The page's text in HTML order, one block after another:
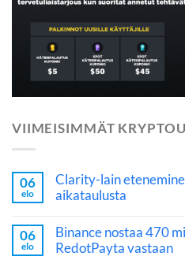
VIIMEISIMMÄT
06
elo
Clarity-lain
aikataulusta
06
elo
Binance nostaa 470
RedotPayta vastaan